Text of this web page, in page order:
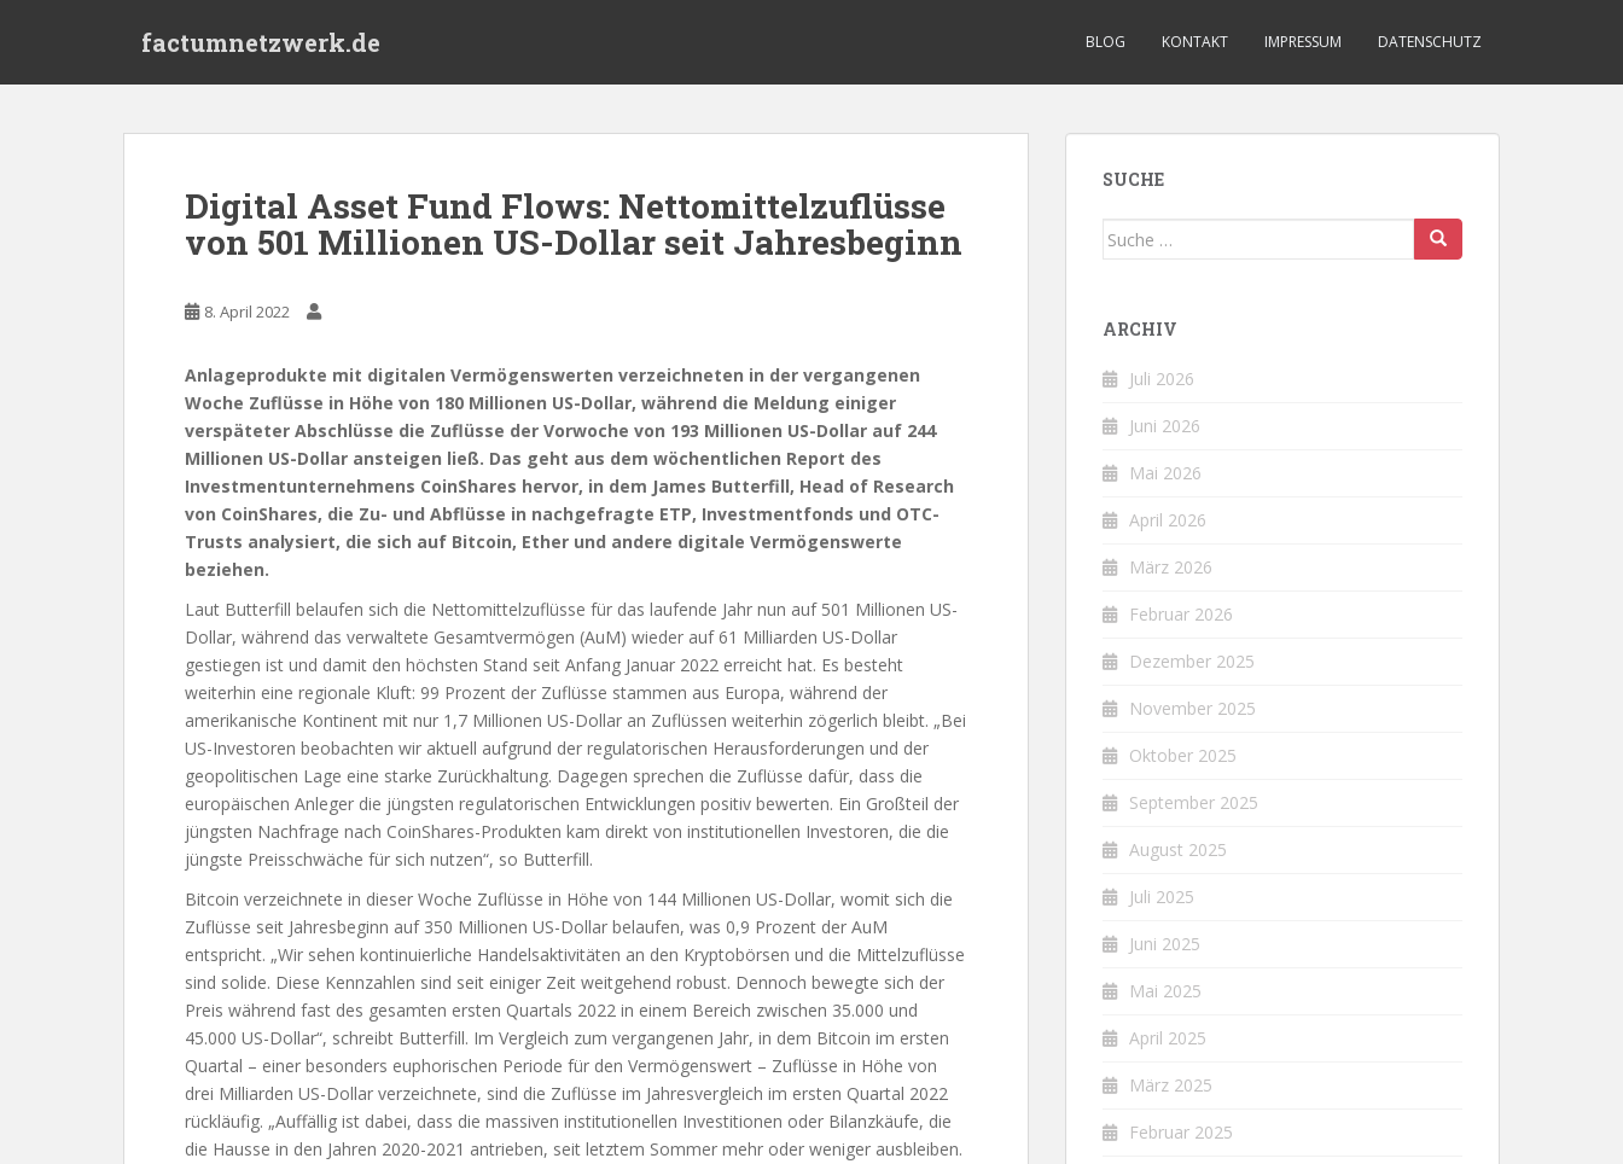
factumnetzwerk.de BLOG KONTAKT IMPRESSUM DATENSCHUTZ
Digital Asset Fund Flows: Nettomittelzuflüsse
von 501 Millionen US-Dollar seit Jahresbeginn
8. April 2022
Anlageprodukte mit digitalen Vermögenswerten verzeichneten in der vergangenen
Woche Zuflüsse in Höhe von 180 Millionen US-Dollar, während die Meldung einiger
verspäteter Abschlüsse die Zuflüsse der Vorwoche von 193 Millionen US-Dollar auf 244
Millionen US-Dollar ansteigen ließ. Das geht aus dem wöchentlichen Report des
Investmentunternehmens CoinShares hervor, in dem James Butterfill, Head of Research
von CoinShares, die Zu- und Abflüsse in nachgefragte ETP, Investmentfonds und OTC-
Trusts analysiert, die sich auf Bitcoin, Ether und andere digitale Vermögenswerte
beziehen.
Laut Butterfill belaufen sich die Nettomittelzuflüsse für das laufende Jahr nun auf 501 Millionen US-
Dollar, während das verwaltete Gesamtvermögen (AuM) wieder auf 61 Milliarden US-Dollar
gestiegen ist und damit den höchsten Stand seit Anfang Januar 2022 erreicht hat. Es besteht
weiterhin eine regionale Kluft: 99 Prozent der Zuflüsse stammen aus Europa, während der
amerikanische Kontinent mit nur 1,7 Millionen US-Dollar an Zuflüssen weiterhin zögerlich bleibt. „Bei
US-Investoren beobachten wir aktuell aufgrund der regulatorischen Herausforderungen und der
geopolitischen Lage eine starke Zurückhaltung. Dagegen sprechen die Zuflüsse dafür, dass die
europäischen Anleger die jüngsten regulatorischen Entwicklungen positiv bewerten. Ein Großteil der
jüngsten Nachfrage nach CoinShares-Produkten kam direkt von institutionellen Investoren, die die
jüngste Preisschwäche für sich nutzen“, so Butterfill.
Bitcoin verzeichnete in dieser Woche Zuflüsse in Höhe von 144 Millionen US-Dollar, womit sich die
Zuflüsse seit Jahresbeginn auf 350 Millionen US-Dollar belaufen, was 0,9 Prozent der AuM
entspricht. „Wir sehen kontinuierliche Handelsaktivitäten an den Kryptobörsen und die Mittelzuflüsse
sind solide. Diese Kennzahlen sind seit einiger Zeit weitgehend robust. Dennoch bewegte sich der
Preis während fast des gesamten ersten Quartals 2022 in einem Bereich zwischen 35.000 und
45.000 US-Dollar“, schreibt Butterfill. Im Vergleich zum vergangenen Jahr, in dem Bitcoin im ersten
Quartal – einer besonders euphorischen Periode für den Vermögenswert – Zuflüsse in Höhe von
drei Milliarden US-Dollar verzeichnete, sind die Zuflüsse im Jahresvergleich im ersten Quartal 2022
rückläufig. „Auffällig ist dabei, dass die massiven institutionellen Investitionen oder Bilanzkäufe, die
die Hausse in den Jahren 2020-2021 antrieben, seit letztem Sommer mehr oder weniger ausbleiben.
SUCHE
Suche
ARCHIV
Juli 2026
Juni 2026
Mai 2026
April 2026
März 2026
Februar 2026
Dezember 2025
November 2025
Oktober 2025
September 2025
August 2025
Juli 2025
Juni 2025
Mai 2025
April 2025
März 2025
Februar 2025